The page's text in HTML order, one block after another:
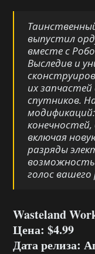
выпустил
вместе с
Выследив и
их
спутников.
включая
разряды
голос
Wasteland
Цена: $4.99
Дата релиза: